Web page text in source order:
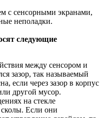
с сенсорными экранами,
неполадки.
следующие
между сенсором и
зазор, так называемый
если через зазор в корпус
другой мусор.
на стекле
Если они